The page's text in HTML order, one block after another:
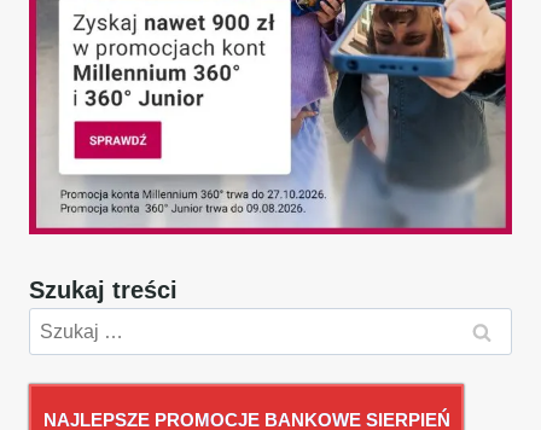
Szukaj treści
Szukaj:
NAJLEPSZE PROMOCJE BANKOWE SIERPIEŃ